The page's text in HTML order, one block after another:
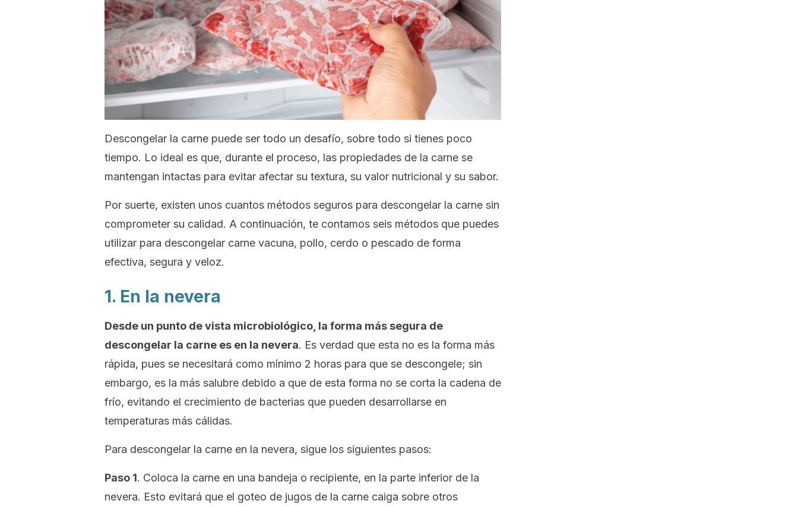
Descongelar la carne puede ser todo un desafío, sobre todo si tienes poco
tiempo. Lo ideal es que, durante el proceso, las propiedades de la carne se
mantengan intactas para evitar afectar su textura, su valor nutricional y su sabor.
Por suerte, existen unos cuantos métodos seguros para descongelar la carne sin
comprometer su calidad. A continuación, te contamos seis métodos que puedes
utilizar para descongelar carne vacuna, pollo, cerdo o pescado de forma
efectiva, segura y veloz.
1. En la nevera
Desde un punto de vista microbiológico, la forma más segura de
descongelar la carne es en la nevera. Es verdad que esta no es la forma más
rápida, pues se necesitará como mínimo 2 horas para que se descongele; sin
embargo, es la más salubre debido a que de esta forma no se corta la cadena de
frío, evitando el crecimiento de bacterias que pueden desarrollarse en
temperaturas más cálidas.
Para descongelar la carne en la nevera, sigue los siguientes pasos:
Paso 1. Coloca la carne en una bandeja o recipiente, en la parte inferior de la
nevera. Esto evitará que el goteo de jugos de la carne caiga sobre otros